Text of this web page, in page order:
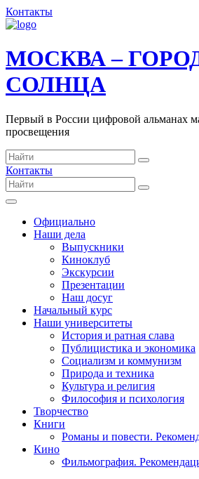
Контакты
МОСКВА –
СОЛНЦА
Первый в России цифровой альманах
просвещения
Контакты
Официально
Наши дела
Выпускники
Киноклуб
Экскурсии
Презентации
Наш досуг
Начальный курс
Наши университеты
История и ратная слава
Публицистика и экономика
Социализм и коммунизм
Природа и техника
Культура и религия
Философия и психология
Творчество
Книги
Романы и повести.
Кино
Фильмография.